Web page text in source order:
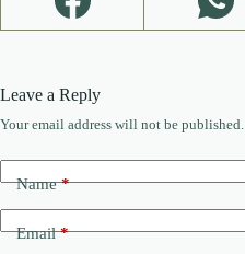
Leave a Reply
Your email address will not be published.
Name*
Email*